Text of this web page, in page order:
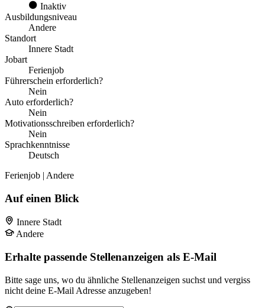
Inaktiv
Ausbildungsniveau
Andere
Standort
Innere Stadt
Jobart
Ferienjob
Führerschein erforderlich?
Nein
Auto erforderlich?
Nein
Motivationsschreiben erforderlich?
Nein
Sprachkenntnisse
Deutsch
Ferienjob | Andere
Auf einen Blick
Innere Stadt
Andere
Erhalte passende Stellenanzeigen als E-Mail
Bitte sage uns, wo du ähnliche Stellenanzeigen suchst und vergiss
nicht deine E-Mail Adresse anzugeben!